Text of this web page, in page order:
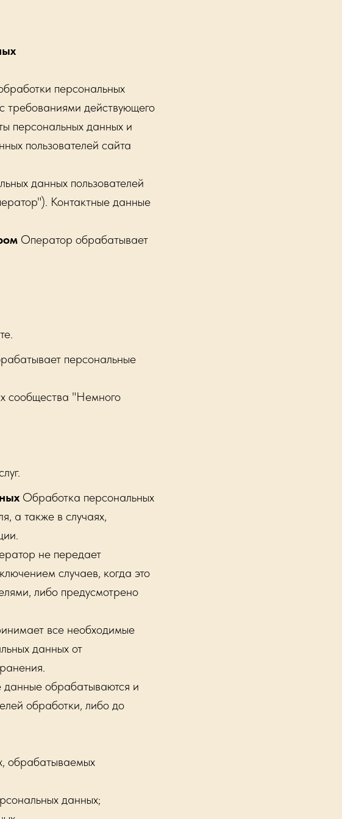
персональных
требованиями действующего
персональных данных и
пользователей сайта
данных пользователей
Контактные данные
Оператор обрабатывает
персональные
сообщества "Немного
Обработка персональных
а также в случаях,
не передает
случаев, когда это
либо предусмотрено
все необходимые
данных от
обрабатываются и
обработки, либо до
обрабатываемых
данных;